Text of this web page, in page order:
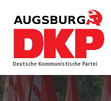
Deutsche Kommunistische Partei